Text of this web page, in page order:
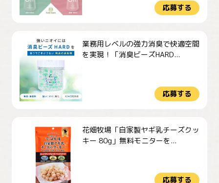
応募する
業務用レベルの強力消臭で快適空間
を実現！「消臭ビーズHARD...
応募する
花畑牧場「自家製ヤギ乳チーズクッ
キー 80g」無料モニターを...
応募する